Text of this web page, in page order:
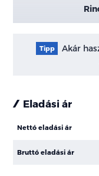
Tipp
Akár
Eladási ár
Nettó eladási ár
Bruttó eladási ár